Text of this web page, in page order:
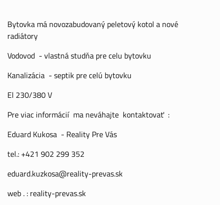
Bytovka má novozabudovaný peletový kotol a nové
radiátory
Vodovod - vlastná studňa pre celu bytovku
Kanalizácia - septik pre celú bytovku
El 230/380 V
Pre viac informácií ma neváhajte kontaktovať :
Eduard Kukosa - Reality Pre Vás
tel.: +421 902 299 352
eduard.kuzkosa@reality-prevas.sk
web . : reality-prevas.sk